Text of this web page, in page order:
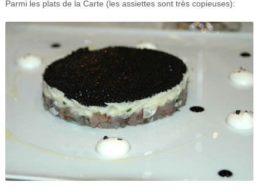
Parmi les plats de la Carte (les assiettes sont très copieuses):